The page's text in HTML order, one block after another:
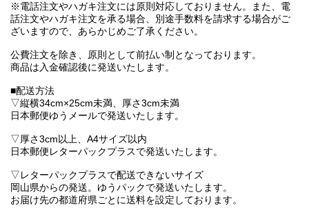
※電話注文やハガキ注文には原則対応しておりません。また、電
話注文やハガキ注文を承る場合、別途手数料を請求する場合がご
ざいますので、あらかじめご了承ください。
公費注文を除き、原則として前払い制となっております。
商品は入金確認後に発送いたします。
■配送方法
▽縦横34cm×25cm未満、厚さ3cm未満
日本郵便ゆうメールで発送いたします。
▽厚さ3cm以上、A4サイズ以内
日本郵便レターパックプラスで発送いたします。
▽レターパックプラスで配送できないサイズ
岡山県からの発送。ゆうパックで発送いたします。
お届け先の都道府県ごとに送料を設定しております。